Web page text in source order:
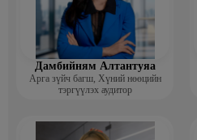
Дамбийням Алтантуяа
Арга зүйч багш, Хүний нөөцийн
тэргүүлэх аудитор